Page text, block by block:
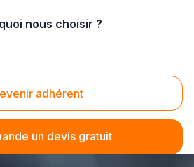
nous choisir ?
adhérent
un devis gratuit